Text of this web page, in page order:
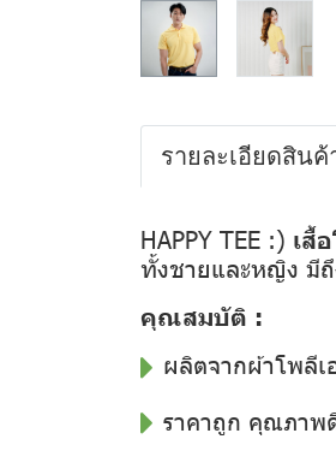
รายละเอียดสินค้
HAPPY TEE :) เสื้
ทั้งชายและหญิง มีถึ
คุณสมบัติ :
ผลิตจากผ้าโพลีเ
ราคาถูก คุณภาพ